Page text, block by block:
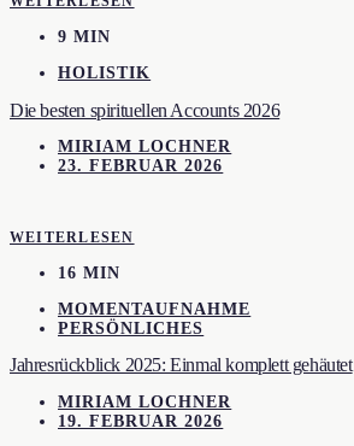
9 MIN
HOLISTIK
Die besten spirituellen Accounts 2026
MIRIAM LOCHNER
23. FEBRUAR 2026
WEITERLESEN
16 MIN
MOMENTAUFNAHME
PERSÖNLICHES
Jahresrückblick 2025: Einmal komplett gehäutet
MIRIAM LOCHNER
19. FEBRUAR 2026